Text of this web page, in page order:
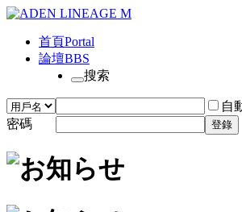
首頁Portal
論壇BBS
搜索
自
密碼
登錄